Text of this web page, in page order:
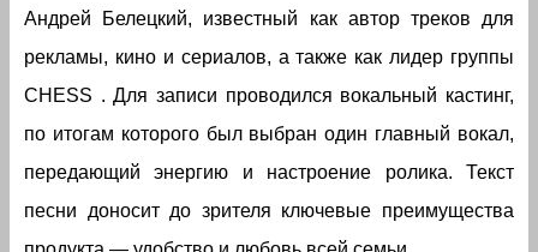
Андрей Белецкий, известный как автор треков для
рекламы, кино и сериалов, а также как лидер группы
CHESS . Для записи проводился вокальный кастинг,
по итогам которого был выбран один главный вокал,
передающий энергию и настроение ролика. Текст
песни доносит до зрителя ключевые преимущества